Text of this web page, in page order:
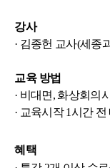
강사
· 김종헌 교사(세종
교육 방법
· 비대면, 화상회의
· 교육시작1시간 전
혜택